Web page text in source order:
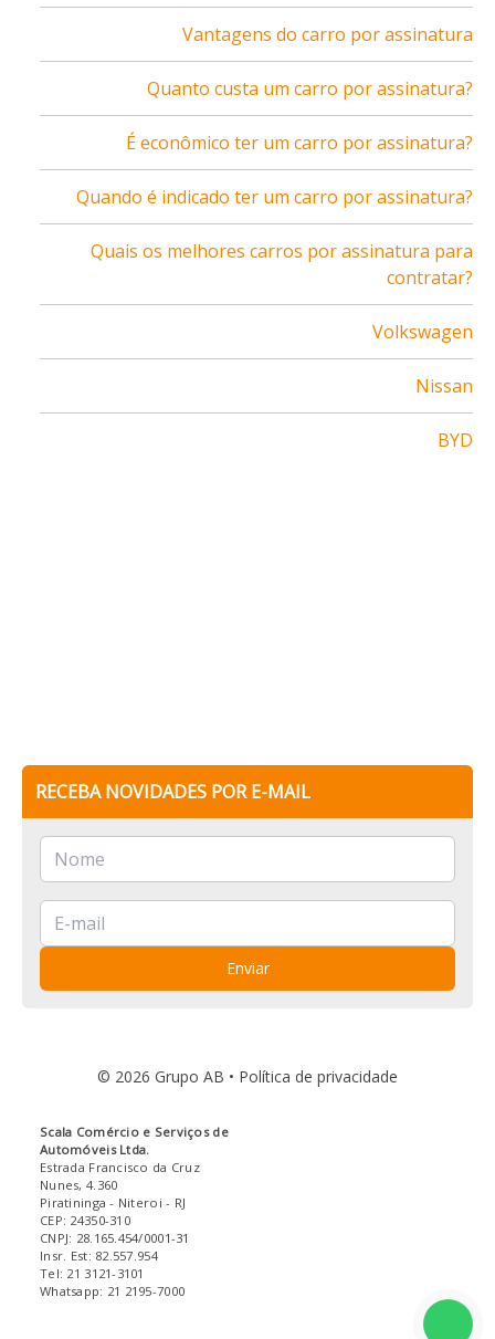
Vantagens do carro por assinatura
Quanto custa um carro por assinatura?
É econômico ter um carro por assinatura?
Quando é indicado ter um carro por assinatura?
Quais os melhores carros por assinatura para
contratar?
Volkswagen
Nissan
BYD
RECEBA NOVIDADES POR E-MAIL
Enviar
© 2026 Grupo AB • Política de privacidade
Scala Comércio e Serviços de
Automóveis Ltda.
Estrada Francisco da Cruz
Nunes, 4.360
Piratininga - Niteroi - RJ
CEP: 24350-310
CNPJ: 28.165.454/0001-31
Insr. Est: 82.557.954
Tel: 21 3121-3101
Whatsapp: 21 2195-7000